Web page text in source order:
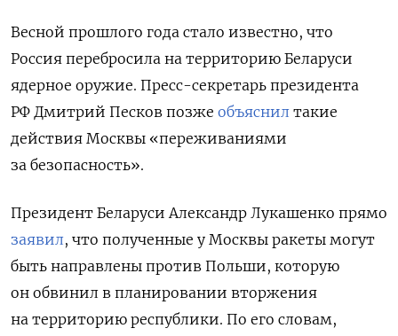
Весной прошлого года стало известно, что
Россия перебросила на территорию Беларуси
ядерное оружие. Пресс-секретарь президента
РФ Дмитрий Песков позже объяснил такие
действия Москвы «переживаниями
за безопасность».
Президент Беларуси Александр Лукашенко прямо
заявил, что полученные у Москвы ракеты могут
быть направлены против Польши, которую
он обвинил в планировании вторжения
на территорию республики. По его словам,